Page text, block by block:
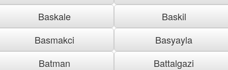
Baskale
Baskil
Basmakci
Basyayla
Batman
Battalgazi